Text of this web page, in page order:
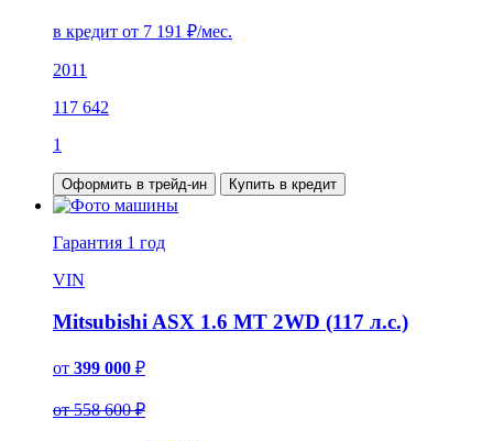
в кредит от 7 191 ₽/мес.
2011
117 642
1
Оформить в трейд-ин Купить в кредит
Гарантия 1 год
VIN
Mitsubishi ASX 1.6 MT 2WD (117 л.с.)
от 399 000 ₽
от 558 600 ₽